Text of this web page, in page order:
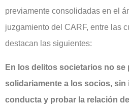
previamente consolidadas en el
juzgamiento del CARF, entre las
destacan las siguientes:
En los delitos societarios no
solidariamente a los socios, sin
conducta y probar la relación